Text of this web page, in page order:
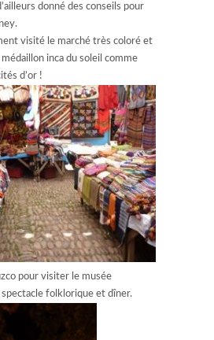
donné des conseils pour
visité le marché très coloré et
inca du soleil comme
d’or !
pour visiter le musée
spectacle folklorique et dîner.